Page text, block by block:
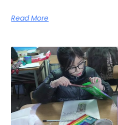
Read More